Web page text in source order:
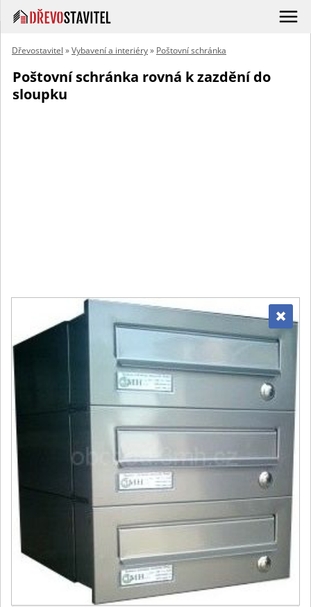
Dřevostavitel »Vybavení a interiéry» Poštovní schránka
Poštovní schránka rovná k zazdění do
sloupku